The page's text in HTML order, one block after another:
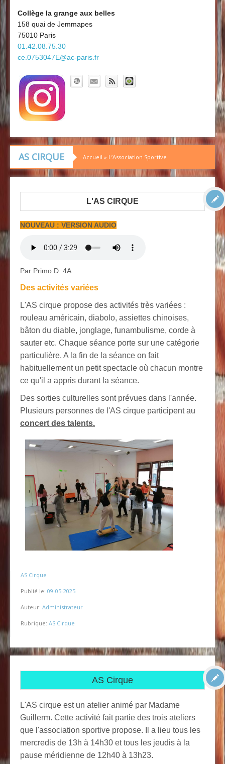
Board'Gab
Clubs maths
Découvrir le collège
Collège la grange aux belles
158 quai de Jemmapes
75010 Paris
01.42.08.75.30
ce.0753047E@ac-paris.fr
AS CIRQUE Accueil » L’Association Sportive
L'AS CIRQUE
NOUVEAU : VERSION AUDIO
Par Primo D. 4A
Des activités variées
L'AS cirque propose des activités très variées :
rouleau américain, diabolo, assiettes chinoises,
bâton du diable, jonglage, funambulisme, corde à
sauter etc. Chaque séance porte sur une catégorie
particulière. A la fin de la séance on fait
habituellement un petit spectacle où chacun montre
ce qu'il a appris durant la séance.
Des sorties culturelles sont prévues dans l'année.
Plusieurs personnes de l'AS cirque participent au
concert des talents.
AS Cirque
Publié le: 09-05-2025
Auteur: Administrateur
Rubrique: AS Cirque
AS Cirque
L'AS cirque est un atelier animé par Madame
Guillerm. Cette activité fait partie des trois ateliers
que l'association sportive propose. Il a lieu tous les
mercredis de 13h à 14h30 et tous les jeudis à la
pause méridienne de 12h40 à 13h23.